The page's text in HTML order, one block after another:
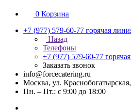
0 Корзина
+7 (977) 579-60-77 горячая
Назад
Телефоны
+7 (977) 579-60-77
Заказать звонок
info@forcecatering.ru
Москва, ул.
Пн. – Пт.: с 9:00 до 18:00